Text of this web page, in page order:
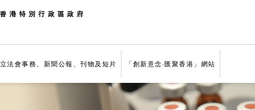
立法會事務、新聞公報、刊物及短片 「創新意念·匯聚香港」網站